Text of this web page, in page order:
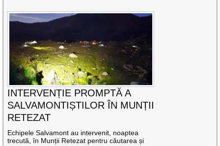
INTERVENȚIE PROMPTĂ A
SALVAMONTIȘTILOR ÎN MUNȚII
RETEZAT
Echipele Salvamont au intervenit, noaptea
trecută, în Munții Retezat pentru căutarea și